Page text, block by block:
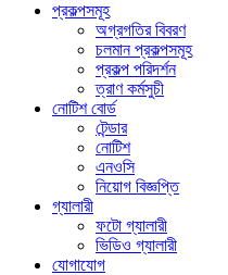
প্রকল্পসমূহ
অগ্রগতির বিবরণ
চলমান প্রকল্পসমূহ
প্রকল্প পরিদর্শন
ত্রাণ কর্মসুচী
নোটিশ বোর্ড
টেন্ডার
নোটিশ
এনওসি
নিয়োগ বিজ্ঞপ্তি
গ্যালারী
ফটো গ্যালারী
ভিডিও গ্যালারী
যোগাযোগ